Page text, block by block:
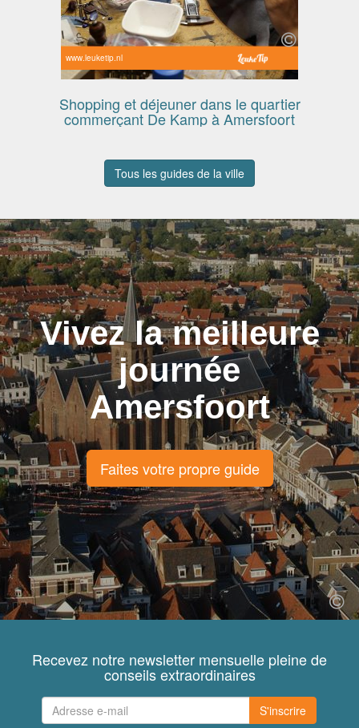
www.leuketip.nl
Shopping et déjeuner dans le quartier
commerçant De Kamp à Amersfoort
Tous les guides de la ville
Vivez la meilleure
journée
Amersfoort
Faites votre propre guide
Recevez notre newsletter mensuelle pleine de
conseils extraordinaires
S'inscrire